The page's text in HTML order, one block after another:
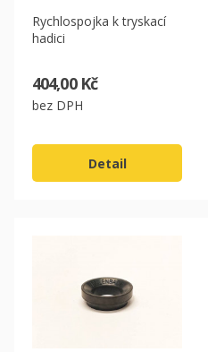
Rychlospojka k tryskací
hadici
404,00 Kč
bez DPH
Detail